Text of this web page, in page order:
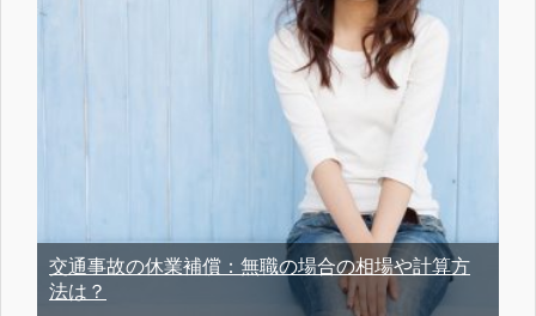
交通事故の休業補償：無職の場合の相場や計算方
法は？